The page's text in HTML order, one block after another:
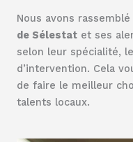
Nous avons
de Sélestat et ses
selon leur spécialité,
d’intervention. Cela
de faire le meilleur
talents locaux.